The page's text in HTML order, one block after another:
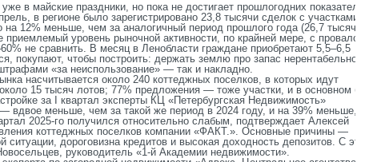
в майские праздники, но пока не достигает прошлогодних показателей.
в регионе было зарегистрировано 23,8 тысячи сделок с участками в
12% меньше, чем за аналогичный период прошлого года (26,7 тысячи
уровень рыночной активности, по крайней мере, с провалом
60% не сравнить. В месяц в Ленобласти граждане приобретают 5,5–6,5
покупают, чтобы построить: держать землю про запас нерентабельно, а с
«за неиспользование» — так и накладно.
насчитывается около 240 коттеджных поселков, в которых идут
15 тысяч лотов; 77% предложения — тоже участки, и в основном без
заI квартал эксперты КЦ «Петербургская Недвижимость»
вдвое меньше, чем за такой же период в 2024 году, и на 39% меньше,
2025-го получился относительно слабым, подтверждает Алексей
коттеджных поселков компании «ФАКТ.». Основные причины —
ситуации, дороговизна кредитов и высокая доходность депозитов. С этой
руководитель «1-й Академии недвижимости».